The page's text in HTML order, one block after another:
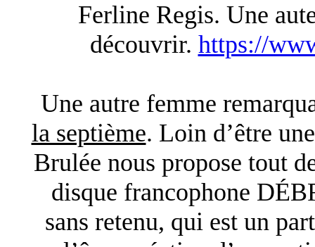
Ferline Regis. Une
découvrir. https://
Une autre femme
la septième. Loin d’être
Brulée nous propose tout
disque francophone
sans retenu, qui est un